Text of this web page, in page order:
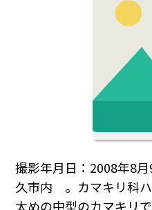
撮影年月日：2008年8
久市内 。カマキリ科
太めの中型のカマキリ